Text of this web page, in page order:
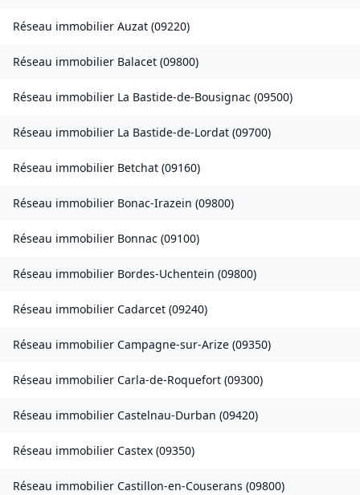
Réseau immobilier Auzat (09220)
Réseau immobilier Balacet (09800)
Réseau immobilier La Bastide-de-Bousignac (09500)
Réseau immobilier La Bastide-de-Lordat (09700)
Réseau immobilier Betchat (09160)
Réseau immobilier Bonac-Irazein (09800)
Réseau immobilier Bonnac (09100)
Réseau immobilier Bordes-Uchentein (09800)
Réseau immobilier Cadarcet (09240)
Réseau immobilier Campagne-sur-Arize (09350)
Réseau immobilier Carla-de-Roquefort (09300)
Réseau immobilier Castelnau-Durban (09420)
Réseau immobilier Castex (09350)
Réseau immobilier Castillon-en-Couserans (09800)